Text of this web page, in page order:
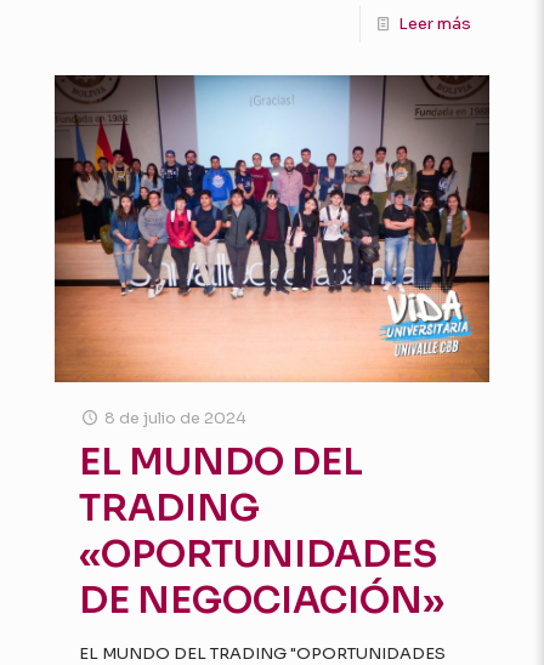
Leer más
8 de julio de 2024
EL MUNDO DEL
TRADING
«OPORTUNIDADES
DE NEGOCIACIÓN»
EL MUNDO DEL TRADING "OPORTUNIDADES